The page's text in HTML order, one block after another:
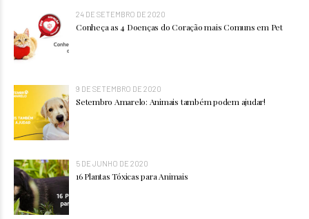
24 DE SETEMBRO DE 2020
Conheça as 4 Doenças do Coração mais Comuns em Pet
9 DE SETEMBRO DE 2020
Setembro Amarelo: Animais também podem ajudar!
5 DE JUNHO DE 2020
16 Plantas Tóxicas para Animais